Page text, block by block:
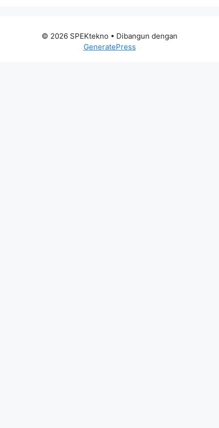
© 2026 SPEKtekno • Dibangun dengan
GeneratePress